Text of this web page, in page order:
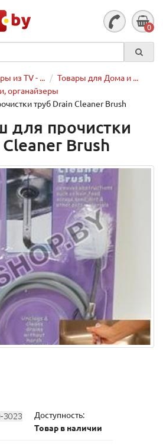
0
из TV - ...
Товары для Дома и ...
органайзеры
труб Drain Cleaner Brush
для прочистки
Brush
Доступность:
Товар в наличии